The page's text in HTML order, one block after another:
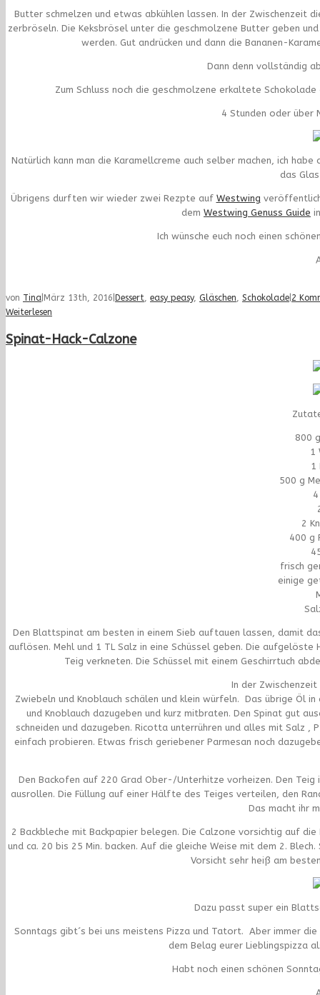
Butter schmelzen und etwas abkühlen lassen. In der Zwischenzeit
zerbröseln. Die Keksbrösel unter die geschmolzene Butter geben
werden. Gut andrücken und dann die Bananen-
Dann denn vollständig
Zum Schluss noch die geschmolzene erkaltete
4 Stunden oder über
Natürlich kann man die Karamellcreme auch selber machen, ich
das
Übrigens durften wir wieder zwei Rezpte auf Westwing
dem Westwing Genuss Guide
Ich wünsche euch noch einen
von Tina März 13th, 2016 Dessert, easy peasy, Gläschen, Schokolade 2
Weiterlesen
Spinat-Hack-Calzone
800
1
1
500 g
2
400 g
frisch
einige
Den Blattspinat am besten in einem Sieb auftauen lassen, damit
auflösen. Mehl und 1 TL Salz in eine Schüssel geben. Die
Teig verkneten. Die Schüssel mit einem Geschirrtuch
In der
Zwiebeln und Knoblauch schälen und klein würfeln. Das übrige Öl
und Knoblauch dazugeben und kurz mitbraten. Den Spinat gut
schneiden und dazugeben. Ricotta unterrühren und alles mit Salz
einfach probieren. Etwas frisch geriebener Parmesan noch
Den Backofen auf 220 Grad Ober-/Unterhitze vorheizen. Den
ausrollen. Die Füllung auf einer Hälfte des Teiges verteilen, den
Das macht ihr
2 Backbleche mit Backpapier belegen. Die Calzone vorsichtig auf
und ca. 20 bis 25 Min. backen. Auf die gleiche Weise mit dem 2.
Vorsicht sehr heiß am
Dazu passt super ein
Sonntags gibt´s bei uns meistens Pizza und Tatort. Aber immer
dem Belag eurer Lieblingspizza
Habt noch einen schönen